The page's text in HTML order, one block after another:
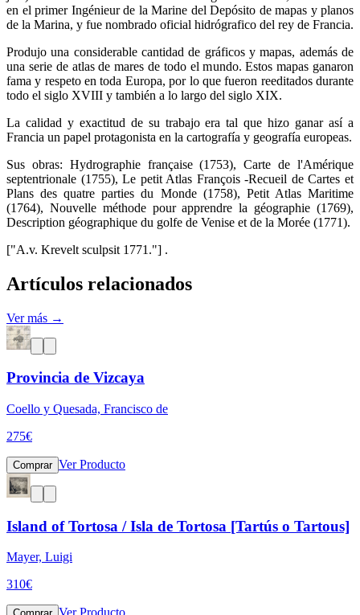
en el primer Ingénieur de la Marine del Depósito de mapas y planos
de la Marina, y fue nombrado oficial hidrógrafico del rey de Francia.
Produjo una considerable cantidad de gráficos y mapas, además de
una serie de atlas de mares de todo el mundo. Estos mapas ganaron
fama y respeto en toda Europa, por lo que fueron reeditados durante
todo el siglo XVIII y también a lo largo del siglo XIX.
La calidad y exactitud de su trabajo era tal que hizo ganar así a
Francia un papel protagonista en la cartografía y geografía europeas.
Sus obras: Hydrographie française (1753), Carte de l'Amérique
septentrionale (1755), Le petit Atlas François -Recueil de Cartes et
Plans des quatre parties du Monde (1758), Petit Atlas Maritime
(1764), Nouvelle méthode pour apprendre la géographie (1769),
Description géographique du golfe de Venise et de la Morée (1771).
["A.v. Krevelt sculpsit 1771."] .
Artículos relacionados
Ver más →
Provincia de Vizcaya
Coello y Quesada, Francisco de
275€
Comprar Ver Producto
Island of Tortosa / Isla de Tortosa [Tartús o Tartous]
Mayer, Luigi
310€